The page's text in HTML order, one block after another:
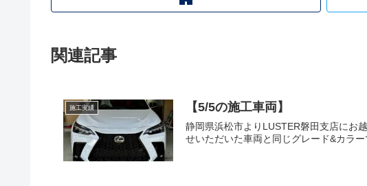
関連記事
施工実績 【5/5の施工車両】
静岡県浜松市よりLUSTER磐田支店にお
せいただいた車両と同じグレード&カラー